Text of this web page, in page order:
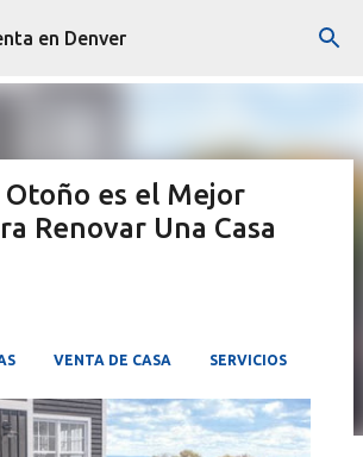
al contenido principal
en Denver
Otoño es el Mejor
Renovar Una Casa
VENTA DE CASA SERVICIOS